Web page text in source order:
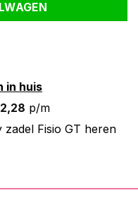
in huis
2,28 p/m
Fisio GT heren